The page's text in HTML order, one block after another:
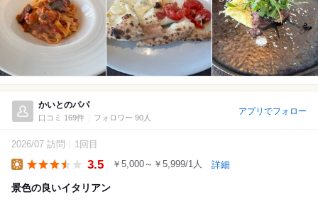
かいとのパパ
口コミ 169件 フォロワー 90人
アプリでフォロー
2026/07 訪問 1回目
3.5 ￥5,000～￥5,999/1人 詳細
景色の良いイタリアン